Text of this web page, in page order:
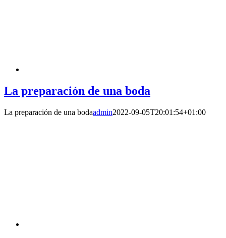
La preparación de una boda
La preparación de una bodaadmin2022-09-05T20:01:54+01:00